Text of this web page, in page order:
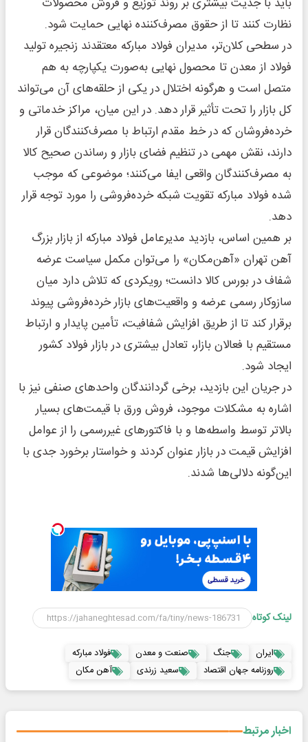
نظارت کنند تا از حقوق مصرف‌کننده نهایی حمایت شود.
در سطحی کلان‌تر، مدیران فولاد مبارکه معتقدند زنجیره تولید
فولاد از معدن تا محصول نهایی به‌صورت یکپارچه به هم
متصل است و هرگونه اختلال در یکی از حلقه‌های آن می‌تواند
کل بازار را تحت تأثیر قرار دهد. در این میان، مراکز خدماتی و
خرده‌فروشان که در خط مقدم ارتباط با مصرف‌کنندگان قرار
دارند، نقش مهمی در تنظیم فضای بازار و رساندن صحیح کالا
به مصرف‌کنندگان واقعی ایفا می‌کنند؛ موضوعی که موجب
شده فولاد مبارکه تقویت شبکه خرده‌فروشی را مورد توجه قرار
دهد.
بر همین اساس، بازدید مدیرعامل فولاد مبارکه از بازار بزرگ
آهن تهران «آهن‌مکان» را می‌توان مکمل سیاست عرضه
شفاف در بورس کالا دانست؛ رویکردی که تلاش دارد میان
سازوکار رسمی عرضه و واقعیت‌های بازار خرده‌فروشی پیوند
برقرار کند تا از طریق افزایش شفافیت، تأمین پایدار و ارتباط
مستقیم با فعالان بازار، تعادل بیشتری در بازار فولاد کشور
ایجاد شود.
در جریان این بازدید، برخی گردانندگان واحدهای صنفی نیز با
اشاره به مشکلات موجود، فروش ورق با قیمت‌های بسیار
بالاتر توسط واسطه‌ها و با فاکتورهای غیررسمی را از عوامل
افزایش قیمت در بازار عنوان کردند و خواستار برخورد جدی با
این‌گونه دلالی‌ها شدند.
لینک کوتاه
ایران جنگ صنعت و معدن
فولاد مبارکه
روزنامه جهان اقتصاد
سعید زرندی آهن مکان
اخبار مرتبط